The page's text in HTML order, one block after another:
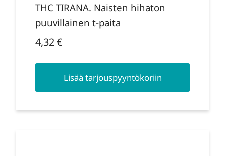
THC TIRANA. Naisten hihaton
puuvillainen t-paita
4,32€
Lisää tarjouspyyntökoriin